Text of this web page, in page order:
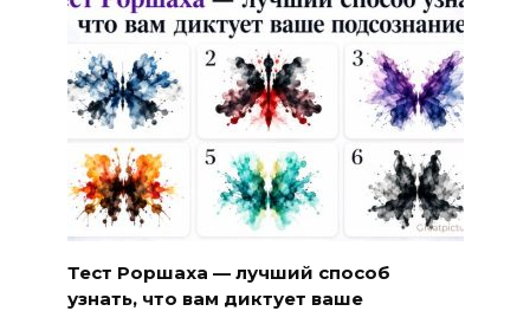
Тест Роршаха — лучший способ
узнать, что вам диктует ваше